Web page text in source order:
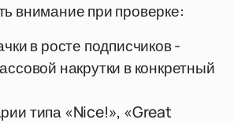
внимание при проверке:
в росте подписчиков -
накрутки в конкретный
типа «Nice!», «Great